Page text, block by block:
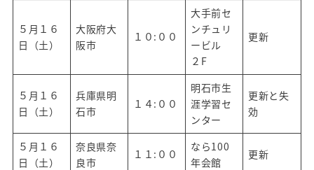
５月１６
日（土）
大阪府大
阪市
１０:００
大手前セ
ンチュリ
ービル
２F
更新
５月１６
日（土）
兵庫県明
石市
１４:００
明石市生
涯学習セ
ンター
更新と失
効
５月１６
日（土）
奈良県奈
良市
１１:００
なら100
年会館
更新